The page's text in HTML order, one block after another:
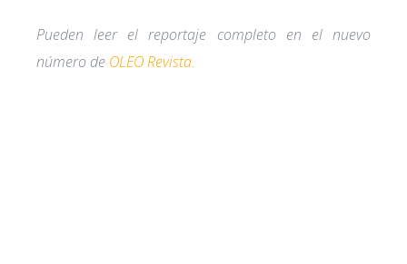
Pueden leer el reportaje completo en el nuevo
número de OLEO Revista.